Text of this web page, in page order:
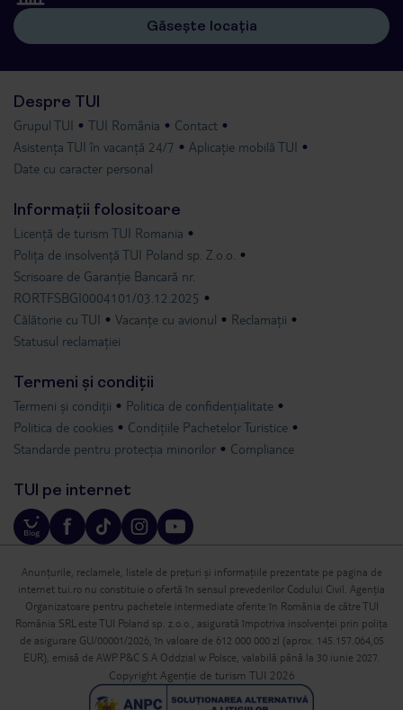
Găsește locația
Despre TUI
Grupul TUI TUI România
Contact
Asistența TUI în vacanță 24/7
Aplicație mobilă TUI
Date cu caracter personal
Informații folositoare
Licență de turism TUI Romania
Polița de insolvență TUI Poland sp. Z.o.o.
Scrisoare de Garanție Bancară nr.
RORTFSBGI0004101/03.12.2025
Călătorie cu TUI
Vacanțe cu avionul
Reclamații
Statusul reclamației
Termeni și condiții
Termeni și condiții
Politica de confidențialitate
Politica de cookies
Condițiile Pachetelor Turistice
Standarde pentru protecția minorilor
Compliance
TUI pe internet
Anunțurile, reclamele, listele de prețuri și informațiile prezentate pe pagina de
internet tui.ro nu constituie o ofertă în sensul prevederilor Codului Civil. Agenția
Organizatoare pentru pachetele intermediate oferite în România de către TUI
România SRL este TUI Poland sp. z.o.o., asigurată împotriva insolvenței prin polița
de asigurare GU/00001/2026, în valoare de 612 000 000 zl (aprox. 145.157.064,05
EUR), emisă de AWP P&C S.A Oddzial w Polsce, valabilă până la 30 iunie 2027.
Copyright Agenție de turism TUI 2026